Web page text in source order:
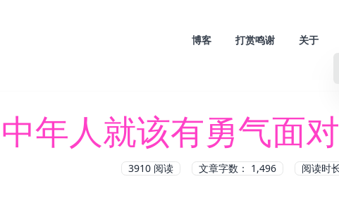
博客 打赏鸣谢 关于
中年人就该有勇气面
3910 阅读 文章字数： 1,496 阅读时